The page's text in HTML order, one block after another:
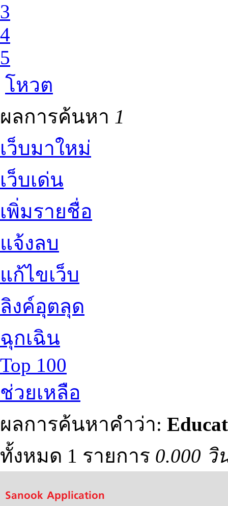
3
4
5
โหวต
ผลการค้นหา 1
เว็บมาใหม่
เว็บเด่น
เพิ่มรายชื่อ
แจ้งลบ
แก้ไขเว็บ
ลิงค์อุตลุด
ฉุกเฉิน
Top 100
ช่วยเหลือ
ผลการค้นหาคำว่า:
ทั้งหมด 1 รายการ 0.000 วิ
Sanook Application